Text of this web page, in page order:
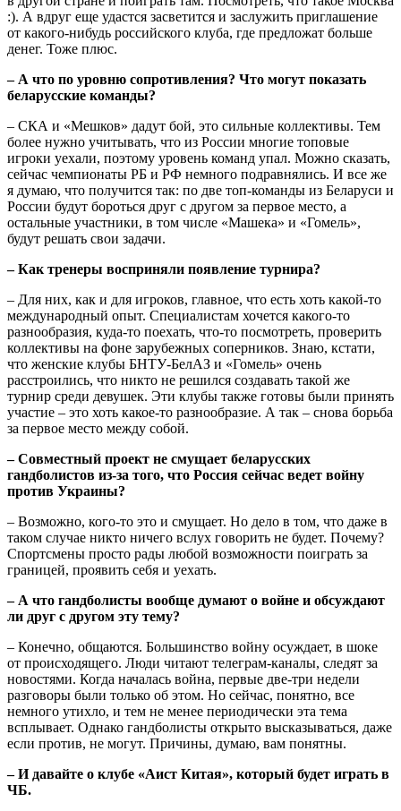
:). А вдруг еще удастся засветится и заслужить приглашение
от какого-нибудь российского клуба, где предложат больше
денег. Тоже плюс.
– А что по уровню сопротивления? Что могут показать
беларусские команды?
– СКА и «Мешков» дадут бой, это сильные коллективы. Тем
более нужно учитывать, что из России многие топовые
игроки уехали, поэтому уровень команд упал. Можно сказать,
сейчас чемпионаты РБ и РФ немного подравнялись. И все же
я думаю, что получится так: по две топ-команды из Беларуси и
России будут бороться друг с другом за первое место, а
остальные участники, в том числе «Машека» и «Гомель»,
будут решать свои задачи.
– Как тренеры восприняли появление турнира?
– Для них, как и для игроков, главное, что есть хоть какой-то
международный опыт. Специалистам хочется какого-то
разнообразия, куда-то поехать, что-то посмотреть, проверить
коллективы на фоне зарубежных соперников. Знаю, кстати,
что женские клубы БНТУ-БелАЗ и «Гомель» очень
расстроились, что никто не решился создавать такой же
турнир среди девушек. Эти клубы также готовы были принять
участие – это хоть какое-то разнообразие. А так – снова борьба
за первое место между собой.
– Совместный проект не смущает беларусских
гандболистов из-за того, что Россия сейчас ведет войну
против Украины?
– Возможно, кого-то это и смущает. Но дело в том, что даже в
таком случае никто ничего вслух говорить не будет. Почему?
Спортсмены просто рады любой возможности поиграть за
границей, проявить себя и уехать.
– А что гандболисты вообще думают о войне и обсуждают
ли друг с другом эту тему?
– Конечно, общаются. Большинство войну осуждает, в шоке
от происходящего. Люди читают телеграм-каналы, следят за
новостями. Когда началась война, первые две-три недели
разговоры были только об этом. Но сейчас, понятно, все
немного утихло, и тем не менее периодически эта тема
всплывает. Однако гандболисты открыто высказываться, даже
если против, не могут. Причины, думаю, вам понятны.
– И давайте о клубе «Аист Китая», который будет играть в
ЧБ.